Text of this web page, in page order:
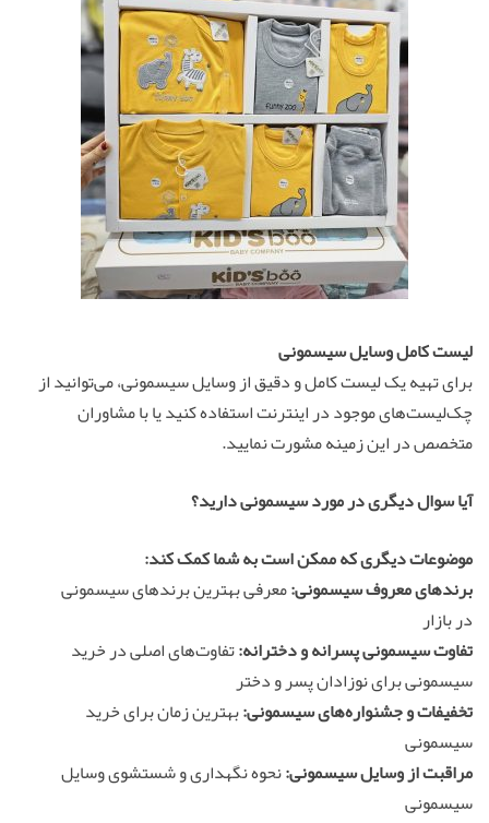
لیست کامل وسایل سیسمونی
برای تهیه یک لیست کامل و دقیق از وسایل سیسمونی، می‌توانید از
چک‌لیست‌های موجود در اینترنت استفاده کنید یا با مشاوران
متخصص در این زمینه مشورت نمایید.
آیا سوال دیگری در مورد سیسمونی دارید؟
موضوعات دیگری که ممکن است به شما کمک کند:
برندهای معروف سیسمونی:معرفی بهترین برندهای سیسمونی
در بازار
تفاوت سیسمونی پسرانه و دخترانه:تفاوت‌های اصلی در خرید
سیسمونی برای نوزادان پسر و دختر
تخفیفات و جشنواره‌های سیسمونی:بهترین زمان برای خرید
سیسمونی
مراقبت از وسایل سیسمونی:نحوه نگهداری و شستشوی وسایل
سیسمونی